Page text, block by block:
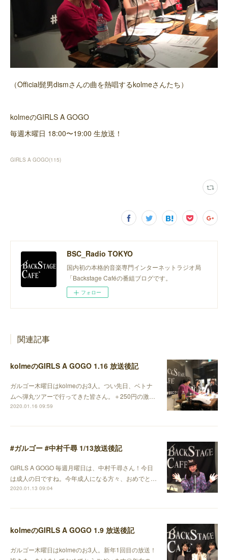
（Official髭男dismさんの曲を熱唱するkolmeさんたち）
kolmeのGIRLS A GOGO
毎週木曜日 18:00〜19:00 生放送！
GIRLS A GOGO(115)
BSC_Radio TOKYO
国内初の本格的音楽専門インターネットラジオ局
「Backstage Caféの番組ブログです。
フォロー
関連記事
kolmeのGIRLS A GOGO 1.16 放送後記
ガルゴー木曜日はkolmeのお3人。つい先日、ベトナ
ムへ弾丸ツアーで行ってきた皆さん。＋250円の激…
2020.01.16 09:59
#ガルゴー #中村千尋 1/13放送後記
GIRLS A GOGO 毎週月曜日は、中村千尋さん！今日
は成人の日ですね。今年成人になる方々、おめでと…
2020.01.13 09:04
kolmeのGIRLS A GOGO 1.9 放送後記
ガルゴー木曜日はkolmeのお3人。新年1回目の放送！